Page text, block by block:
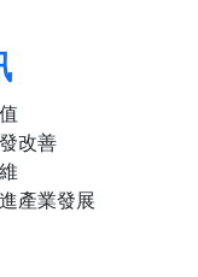
改善
產業發展